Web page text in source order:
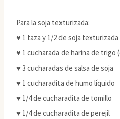
Para la soja texturizada:
♥ 1 taza y 1/2 de soja
♥ 1 cucharada de harina de trigo
♥ 3 cucharadas de salsa de soja
♥ 1 cucharadita de humo líquido
♥ 1/4 de cucharadita de tomillo
♥ 1/4 de cucharadita de perejil